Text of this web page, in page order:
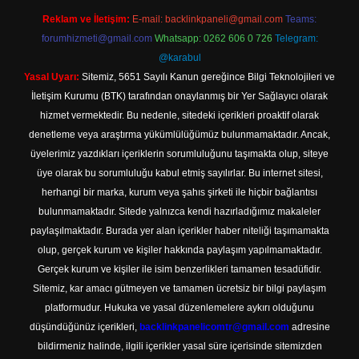
Reklam ve İletişim: E-mail: backlinkpaneli@gmail.com Teams:
forumhizmeti@gmail.com Whatsapp: 0262 606 0 726 Telegram:
@karabul
Yasal Uyarı: Sitemiz, 5651 Sayılı Kanun gereğince Bilgi Teknolojileri ve
İletişim Kurumu (BTK) tarafından onaylanmış bir Yer Sağlayıcı olarak
hizmet vermektedir. Bu nedenle, sitedeki içerikleri proaktif olarak
denetleme veya araştırma yükümlülüğümüz bulunmamaktadır. Ancak,
üyelerimiz yazdıkları içeriklerin sorumluluğunu taşımakta olup, siteye
üye olarak bu sorumluluğu kabul etmiş sayılırlar. Bu internet sitesi,
herhangi bir marka, kurum veya şahıs şirketi ile hiçbir bağlantısı
bulunmamaktadır. Sitede yalnızca kendi hazırladığımız makaleler
paylaşılmaktadır. Burada yer alan içerikler haber niteliği taşımamakta
olup, gerçek kurum ve kişiler hakkında paylaşım yapılmamaktadır.
Gerçek kurum ve kişiler ile isim benzerlikleri tamamen tesadüfidir.
Sitemiz, kar amacı gütmeyen ve tamamen ücretsiz bir bilgi paylaşım
platformudur. Hukuka ve yasal düzenlemelere aykırı olduğunu
düşündüğünüz içerikleri, backlinkpanelicomtr@gmail.com adresine
bildirmeniz halinde, ilgili içerikler yasal süre içerisinde sitemizden